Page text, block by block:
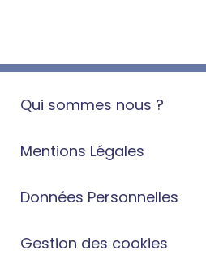
Qui sommes nous ?
Mentions Légales
Données Personnelles
Gestion des cookies